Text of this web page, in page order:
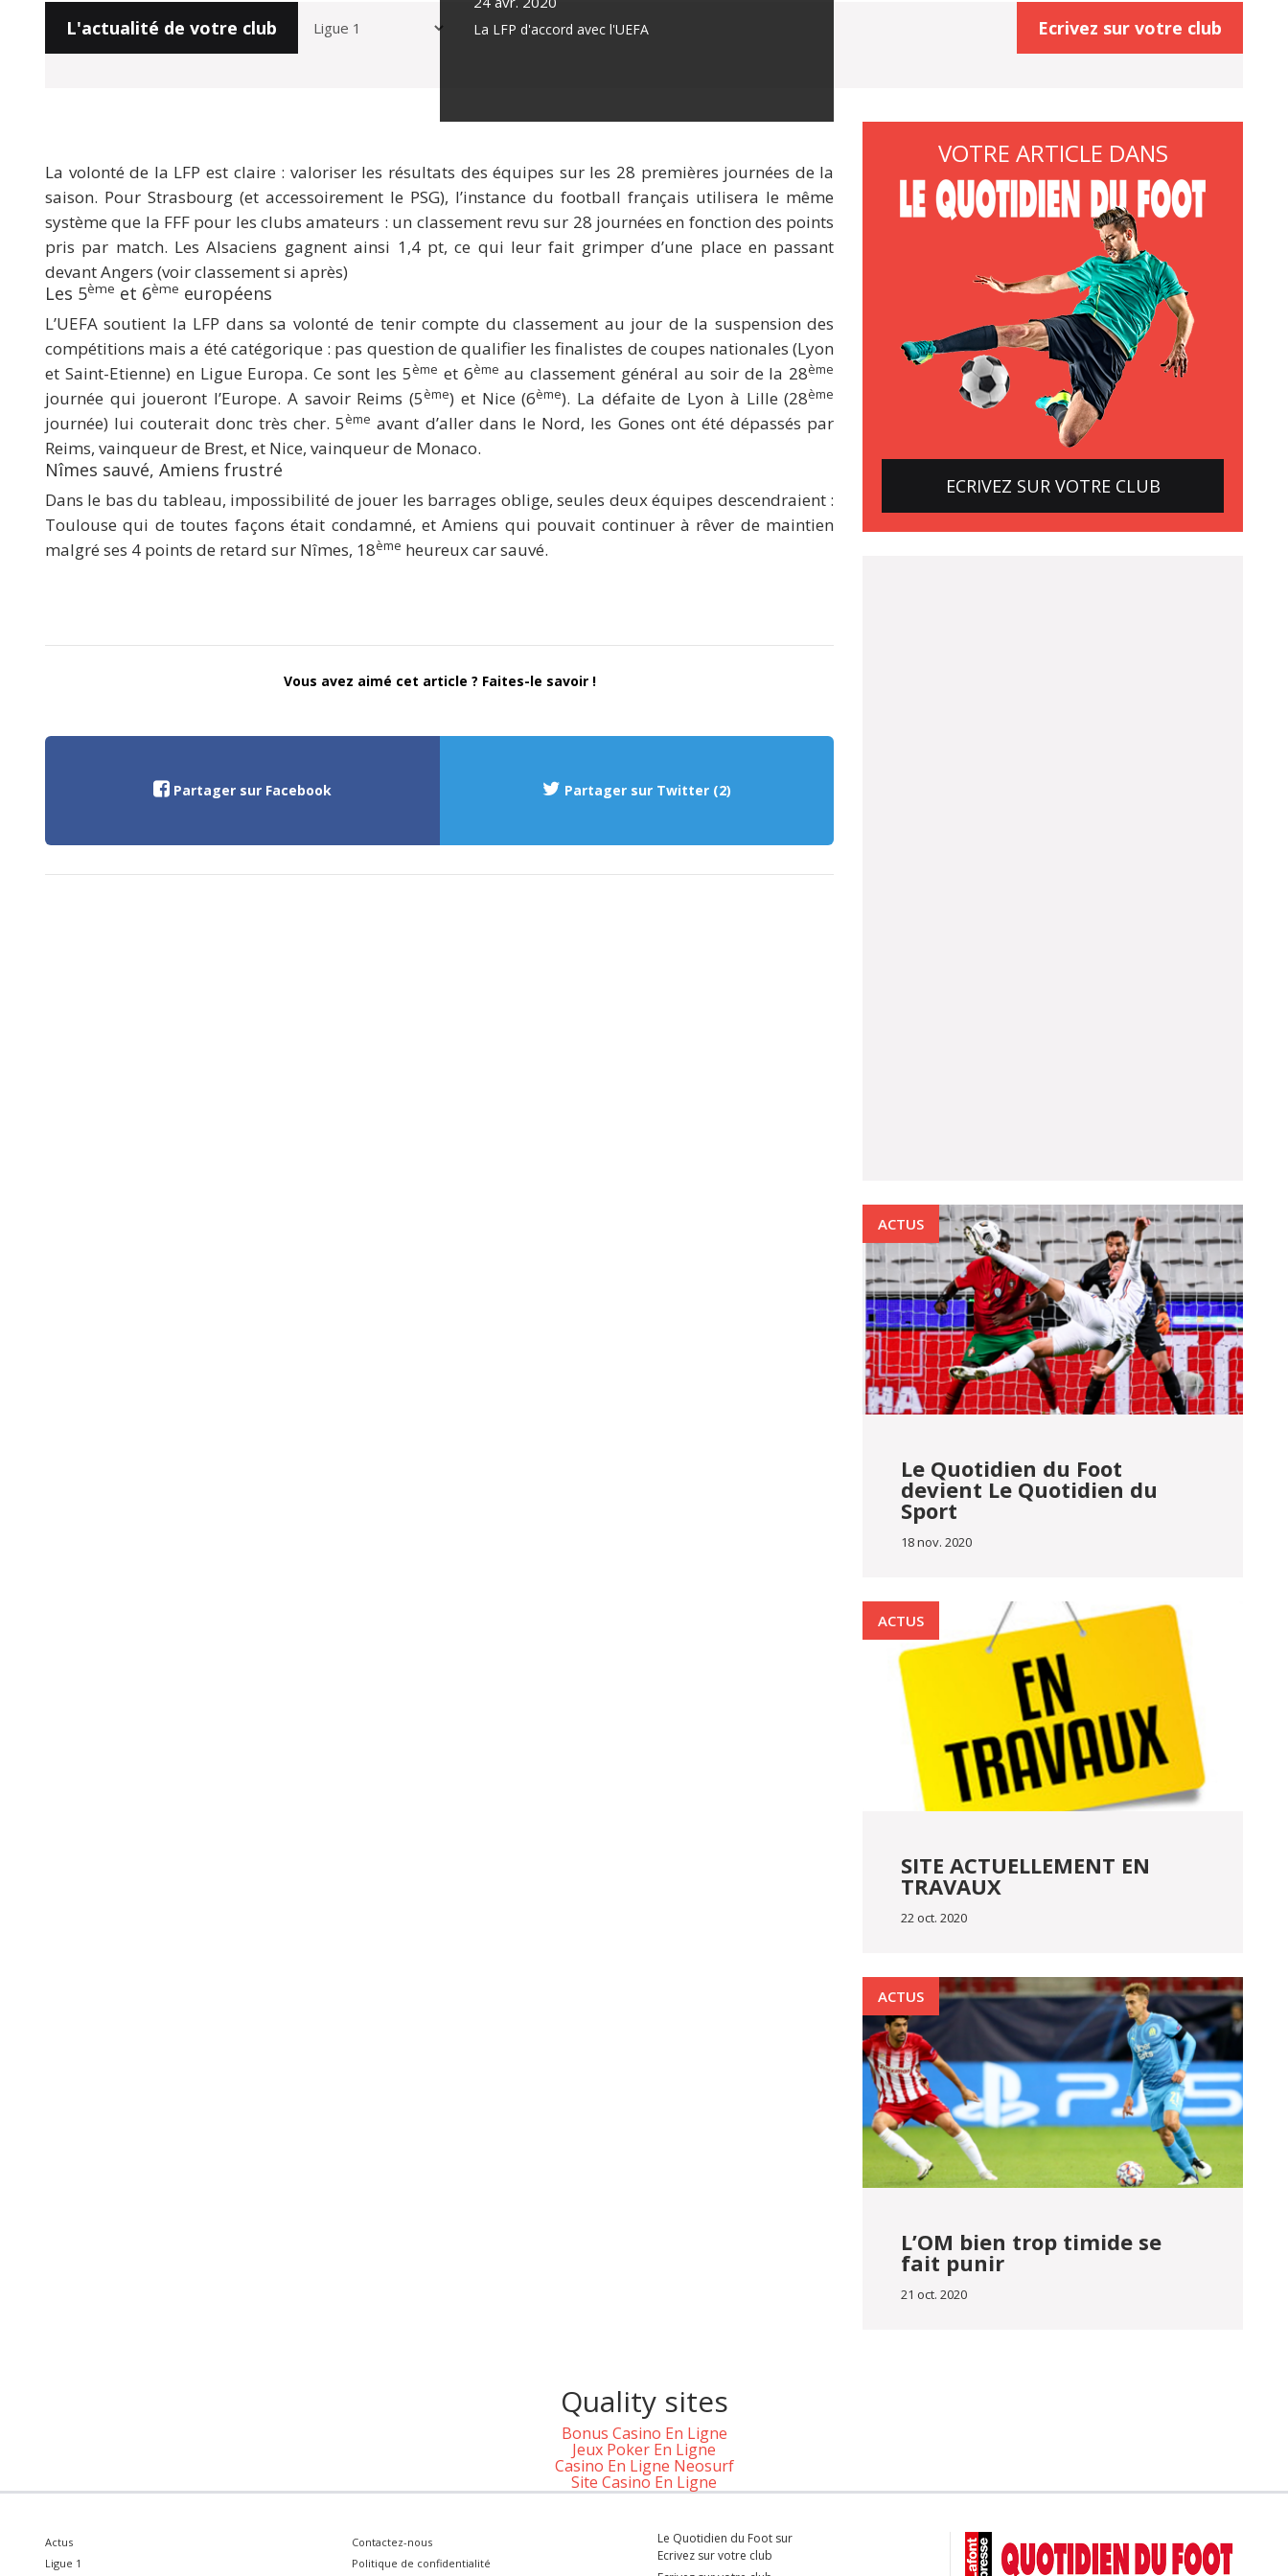
Ecrivez sur votre club
L'actualité de votre club La LFP d'accord avec l'UEFA
La volonté de la LFP est claire : valoriser les résultats des équipes sur les 28 premières journées de la
saison. Pour Strasbourg (et accessoirement le PSG), l’instance du football français utilisera le même
système que la FFF pour les clubs amateurs : un classement revu sur 28 journées en fonction des points
pris par match. Les Alsaciens gagnent ainsi 1,4 pt, ce qui leur fait grimper d’une place en passant
devant Angers (voir classement si après)
Les 5ème et 6ème européens
L’UEFA soutient la LFP dans sa volonté de tenir compte du classement au jour de la suspension des
compétitions mais a été catégorique : pas question de qualifier les finalistes de coupes nationales (Lyon
et Saint-Etienne) en Ligue Europa. Ce sont les 5ème et 6ème au classement général au soir de la 28ème
journée qui joueront l’Europe. A savoir Reims (5ème) et Nice (6ème). La défaite de Lyon à Lille (28ème
journée) lui couterait donc très cher. 5ème avant d’aller dans le Nord, les Gones ont été dépassés par
Reims, vainqueur de Brest, et Nice, vainqueur de Monaco.
Nîmes sauvé, Amiens frustré
Dans le bas du tableau, impossibilité de jouer les barrages oblige, seules deux équipes descendraient :
Toulouse qui de toutes façons était condamné, et Amiens qui pouvait continuer à rêver de maintien
malgré ses 4 points de retard sur Nîmes, 18ème heureux car sauvé.
Vous avez aimé cet article ? Faites-le savoir !
Partager sur Facebook Partager sur Twitter (2)
VOTRE ARTICLE DANS
ECRIVEZ SUR VOTRE CLUB
ACTUS
Le Quotidien du Foot
devient Le Quotidien du
Sport
18 nov. 2020
ACTUS
SITE ACTUELLEMENT EN
TRAVAUX
22 oct. 2020
ACTUS
L’OM bien trop timide se
fait punir
21 oct. 2020
Quality sites
Bonus Casino En Ligne
Jeux Poker En Ligne
Casino En Ligne Neosurf
Site Casino En Ligne
Actus
Ligue 1
Contactez-nous
Politique de confidentialité
Le Quotidien du Foot sur
Ecrivez sur votre club